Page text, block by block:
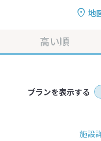
地
高い順
プランを表示する
施設